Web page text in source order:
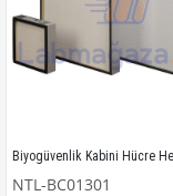
NTL-BC01301